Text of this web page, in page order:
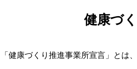
健康づ
「健康づくり推進事業所宣言」とは